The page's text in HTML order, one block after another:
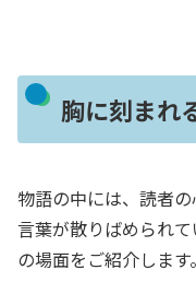
胸に刻まれ
物語の中には、読者
言葉が散りばめられ
の場面をご紹介します。